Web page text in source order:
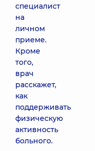
специалист
на
личном
приеме.
Кроме
того,
врач
расскажет,
как
поддерживать
физическую
активность
больного.